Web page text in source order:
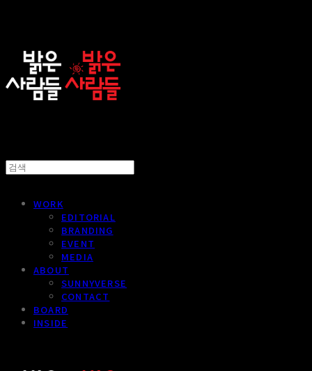
WORK
EDITORIAL
BRANDING
EVENT
MEDIA
ABOUT
SUNNYVERSE
CONTACT
BOARD
INSIDE